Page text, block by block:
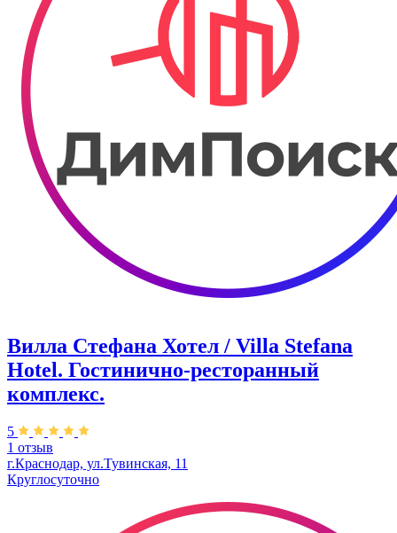
Вилла Стефана Хотел / Villa Stefana
Hotel. Гостинично-ресторанный
комплекс.
5
1 отзыв
г.Краснодар, ул.Тувинская, 11
Круглосуточно